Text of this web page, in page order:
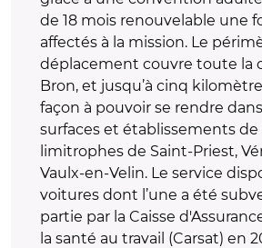
de 18 mois renouvelable une
affectés à la mission. Le
déplacement couvre toute la
Bron, et jusqu’à cinq
façon à pouvoir se rendre
surfaces et établissements de
limitrophes de Saint-Priest,
Vaulx-en-Velin. Le service
voitures dont l’une a été
partie par la Caisse
la santé au travail (Carsat) en